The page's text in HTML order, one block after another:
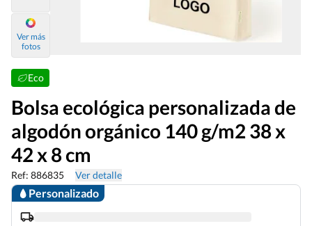
Ver más
fotos
Eco
Bolsa ecológica personalizada de
algodón orgánico 140 g/m2 38 x
42 x 8 cm
Ref: 886835 Ver detalle
Personalizado